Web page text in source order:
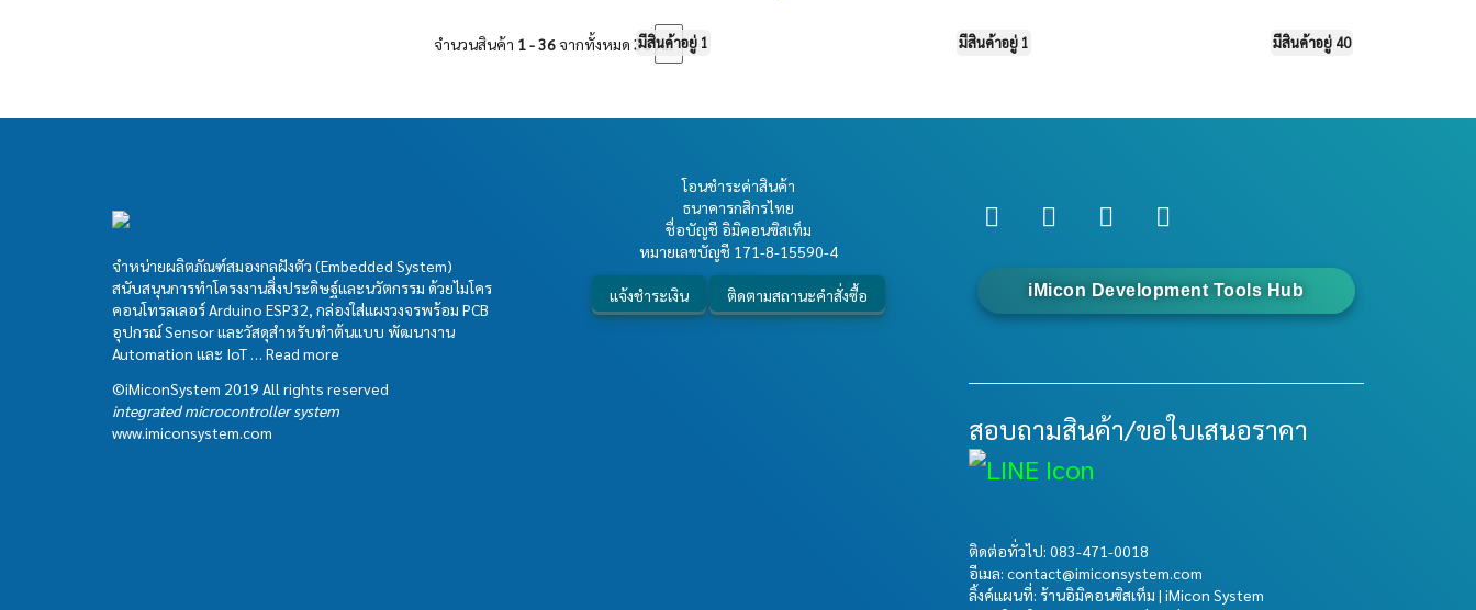
มีสินค้าอยู่ 1 มีสินค้าอยู่ 1 มีสินค้าอยู่ 40
จำนวนสินค้า 1 - 36จากทั้งหมด 36
จำหน่ายผลิตภัณฑ์สมองกลฝังตัว (Embedded System)
สนับสนุนการทำโครงงานสิ่งประดิษฐ์และนวัตกรรม ด้วยไมโคร
คอนโทรลเลอร์ Arduino ESP32, กล่องใส่แผงวงจรพร้อม PCB
อุปกรณ์ Sensor และวัสดุสำหรับทำต้นแบบ พัฒนางาน
Automation และ IoT … Read more
©iMiconSystem 2019 All rights reserved
integrated microcontroller system
www.imiconsystem.com
โอนชำระค่าสินค้า
ธนาคารกสิกรไทย
ชื่อบัญชี อิมิคอนซิสเท็ม
หมายเลขบัญชี 171-8-15590-4
แจ้งชำระเงิน ติดตามสถานะคำสั่งซื้อ iMicon Development Tools Hub
สอบถามสินค้า/ขอใบเสนอราคา
ติดต่อทั่วไป: 083-471-0018
อีเมล: contact@imiconsystem.com
ลิ้งค์แผนที่: ร้านอิมิคอนซิสเท็ม | iMicon System